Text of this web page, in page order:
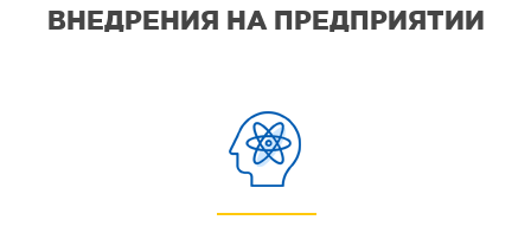
ВНЕДРЕНИЯ НА ПРЕДПРИЯТИИ